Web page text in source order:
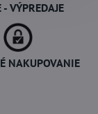
- VÝPREDAJE
NAKUPOVANIE